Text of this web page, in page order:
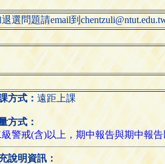
選問題請email到
方式：遠距上課
方式：
警戒(含)以上，期中報告與期中報
說明資訊：